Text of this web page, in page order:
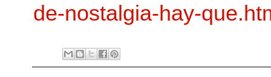
de-nostalgia-hay-